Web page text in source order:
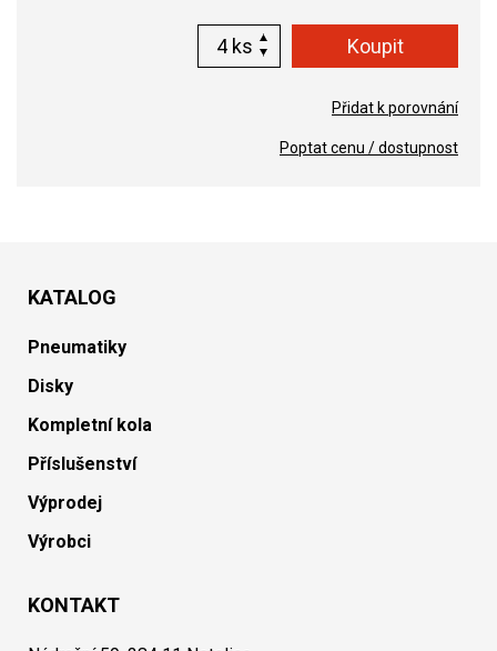
ks
Přidat k porovnání
Poptat cenu / dostupnost
KATALOG
Pneumatiky
Disky
Kompletní kola
Příslušenství
Výprodej
Výrobci
KONTAKT